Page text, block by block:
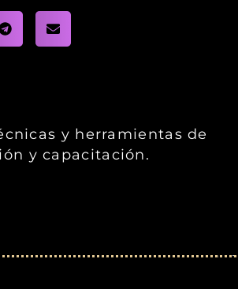
y herramientas de
y capacitación.